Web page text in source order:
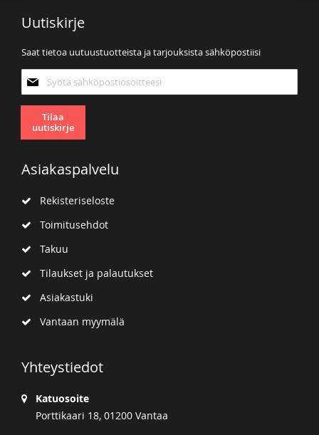
Uutiskirje
Saat tietoa uutuustuotteista ja tarjouksista sähköpostiisi
uutiskirjeemme:
Tilaa
uutiskirje
Asiakaspalvelu
Rekisteriseloste
Toimitusehdot
Takuu
Tilaukset ja palautukset
Asiakastuki
Vantaan myymälä
Yhteystiedot
Katuosoite
Porttikaari 18, 01200 Vantaa